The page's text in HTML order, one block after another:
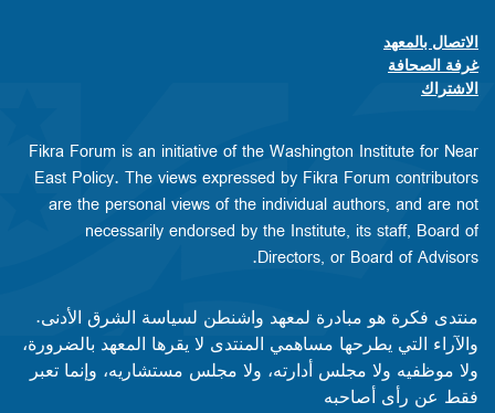
Footer contact links
الاتصال بالمعهد
غرفة الصحافة
الاشتراك
Fikra Forum is an initiative of the Washington Institute for Near
East Policy. The views expressed by Fikra Forum contributors
are the personal views of the individual authors, and are not
necessarily endorsed by the Institute, its staff, Board of
Directors, or Board of Advisors.​​
منتدى فكرة هو مبادرة لمعهد واشنطن لسياسة الشرق الأدنى.
والآراء التي يطرحها مساهمي المنتدى لا يقرها المعهد بالضرورة،
ولا موظفيه ولا مجلس أدارته، ولا مجلس مستشاريه، وإنما تعبر
فقط عن رأى أصاحبه